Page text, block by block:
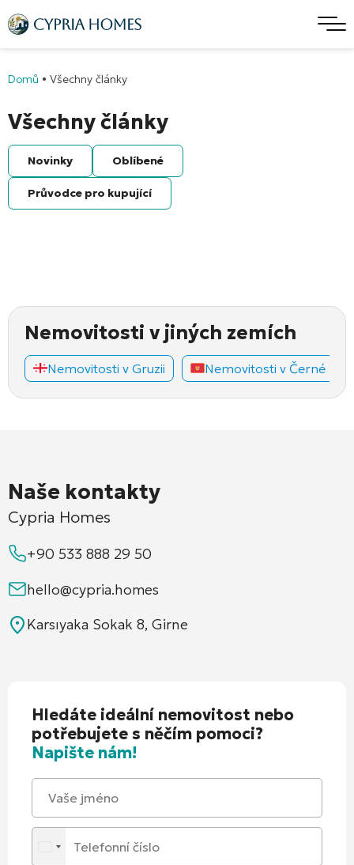
Domů • Všechny články
Všechny články
Novinky Oblíbené
Průvodce pro kupující
Nemovitosti v jiných zemích
Nemovitosti v Gruzii Nemovitosti v Černé
Naše kontakty
Cypria Homes
+90 533 888 29 50
hello@cypria.homes
Karsıyaka Sokak 8, Girne
Hledáte ideální nemovitost nebo
potřebujete s něčím pomoci?
Napište nám!